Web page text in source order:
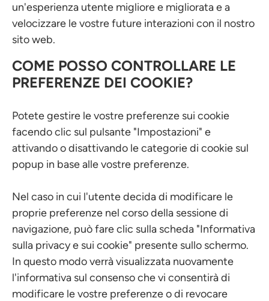
un'esperienza utente migliore e migliorata e a
velocizzare le vostre future interazioni con il nostro
sito web.
COME POSSO CONTROLLARE LE
PREFERENZE DEI COOKIE?
Potete gestire le vostre preferenze sui cookie
facendo clic sul pulsante "Impostazioni" e
attivando o disattivando le categorie di cookie sul
popup in base alle vostre preferenze.
Nel caso in cui l'utente decida di modificare le
proprie preferenze nel corso della sessione di
navigazione, può fare clic sulla scheda "Informativa
sulla privacy e sui cookie" presente sullo schermo.
In questo modo verrà visualizzata nuovamente
l'informativa sul consenso che vi consentirà di
modificare le vostre preferenze o di revocare